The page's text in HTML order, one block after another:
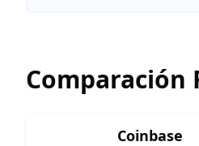
Comparación
Coinbase